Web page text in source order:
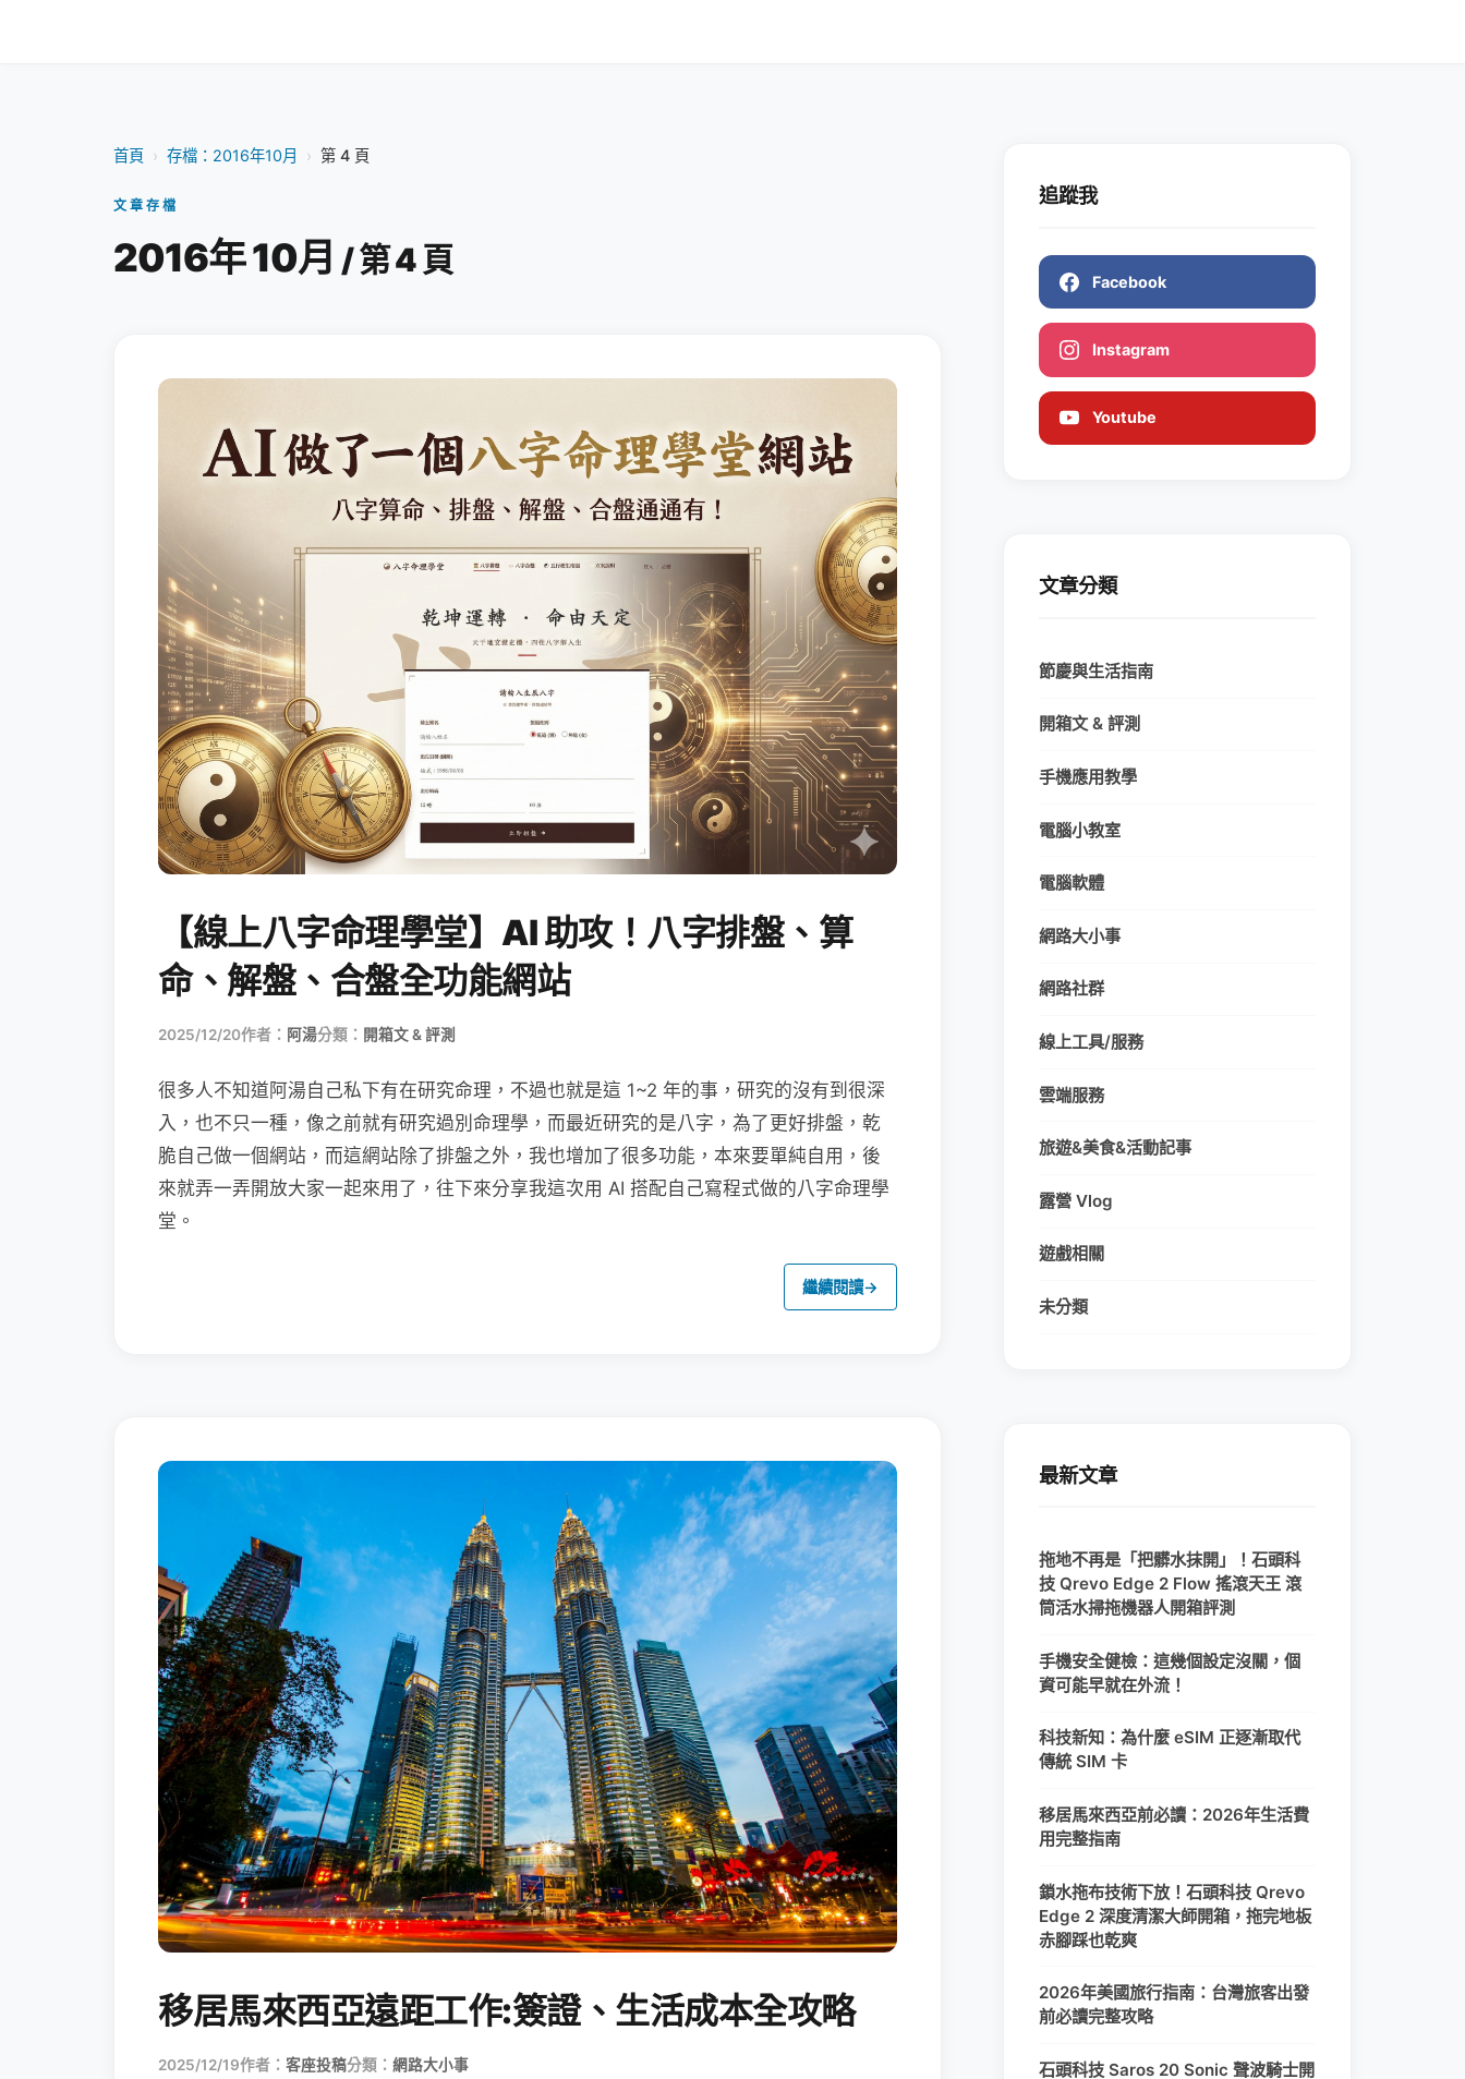
首頁 › 存檔：2016年10月 › 第 4 頁
文章存檔
2016年 10月 / 第 4 頁
【線上八字命理學堂】AI 助攻！八字排盤、算
命、解盤、合盤全功能網站
2025/12/20作者： 阿湯分類： 開箱文 & 評測
很多人不知道阿湯自己私下有在研究命理，不過也就是這 1~2 年的事，研究的沒有到很深
入，也不只一種，像之前就有研究過別命理學，而最近研究的是八字，為了更好排盤，乾
脆自己做一個網站，而這網站除了排盤之外，我也增加了很多功能，本來要單純自用，後
來就弄一弄開放大家一起來用了，往下來分享我這次用 AI 搭配自己寫程式做的八字命理學
堂。
繼續閱讀→
移居馬來西亞遠距工作:簽證、生活成本全攻略
2025/12/19作者： 客座投稿分類： 網路大小事
追蹤我
Facebook
Instagram
Youtube
文章分類
節慶與生活指南
開箱文 & 評測
手機應用教學
電腦小教室
電腦軟體
網路大小事
網路社群
線上工具/服務
雲端服務
旅遊&美食&活動記事
露營 Vlog
遊戲相關
未分類
最新文章
拖地不再是「把髒水抹開」！石頭科
技 Qrevo Edge 2 Flow 搖滾天王 滾
筒活水掃拖機器人開箱評測
手機安全健檢：這幾個設定沒關，個
資可能早就在外流！
科技新知：為什麼 eSIM 正逐漸取代
傳統 SIM 卡
移居馬來西亞前必讀：2026年生活費
用完整指南
鎖水拖布技術下放！石頭科技 Qrevo
Edge 2 深度清潔大師開箱，拖完地板
赤腳踩也乾爽
2026年美國旅行指南：台灣旅客出發
前必讀完整攻略
石頭科技 Saros 20 Sonic 聲波騎士開